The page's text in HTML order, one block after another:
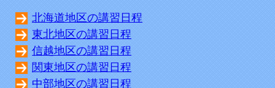
北海道地区の講習日程
東北地区の講習日程
信越地区の講習日程
関東地区の講習日程
中部地区の講習日程